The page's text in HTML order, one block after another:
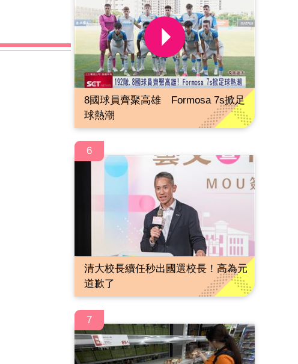
8國球員齊聚高雄 Formosa 7s掀足
球熱潮
6
清大校長續任秒出國選校長！高為元
道歉了
7